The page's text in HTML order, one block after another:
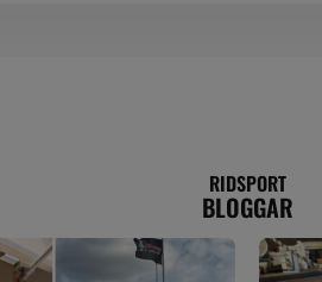
RIDSPORT
BLOGGAR